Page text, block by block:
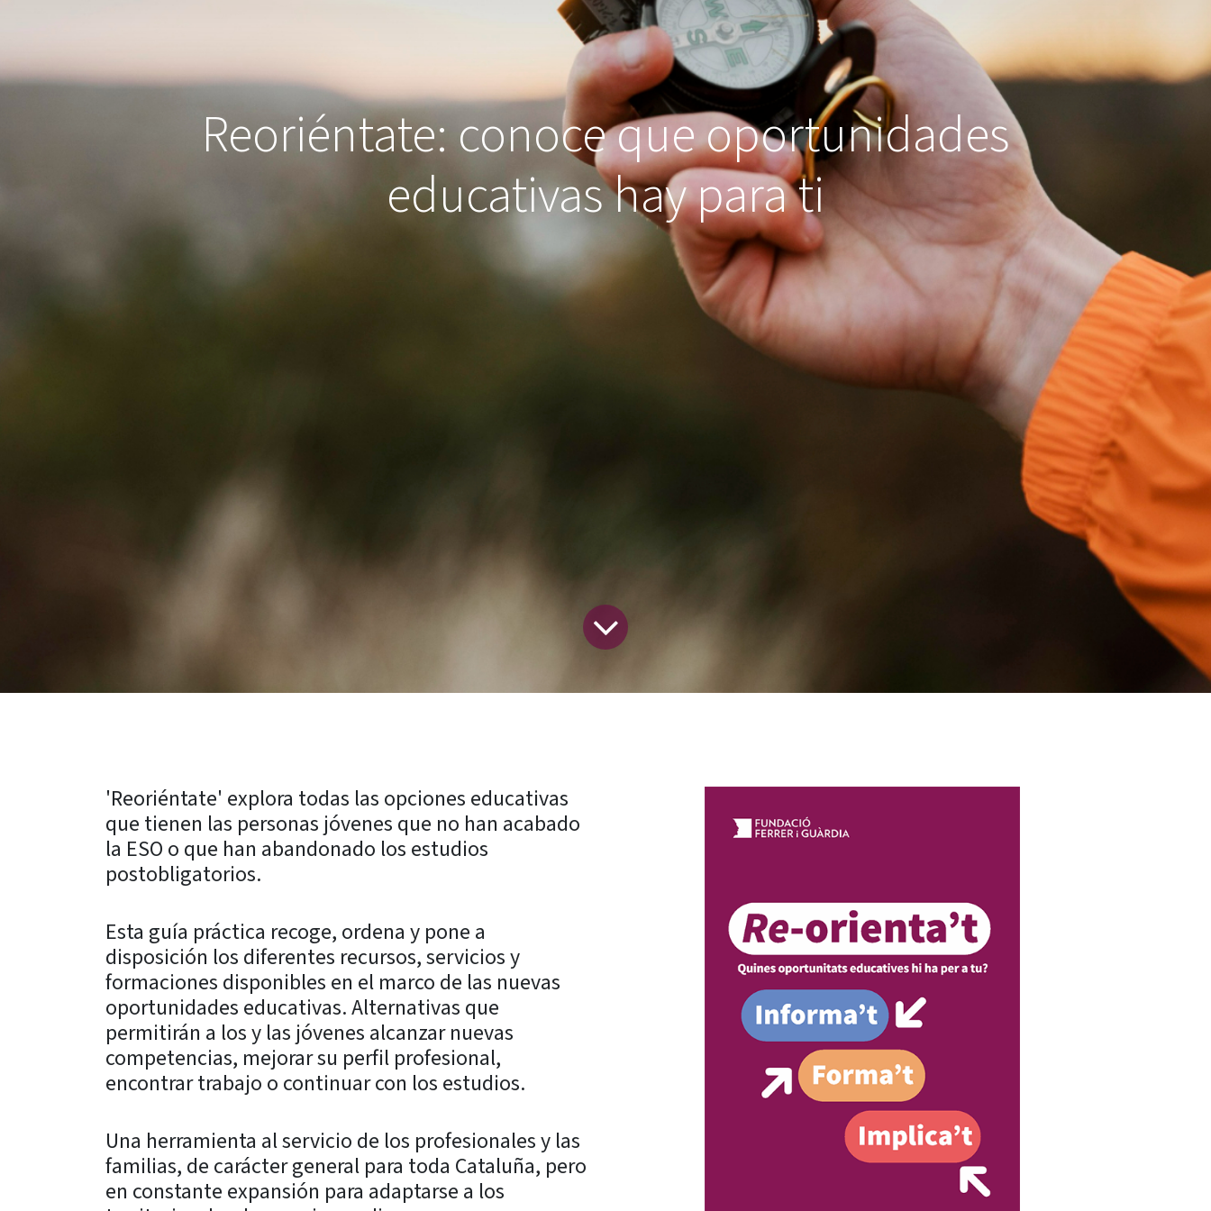
Reoriéntate: conoce que oportunidades
educativas hay para ti
'Reoriéntate' explora todas las opciones educativas
que tienen las personas jóvenes que no han acabado
la ESO o que han abandonado los estudios
postobligatorios.
Esta guía práctica recoge, ordena y pone a
disposición los diferentes recursos, servicios y
formaciones disponibles en el marco de las nuevas
oportunidades educativas. Alternativas que
permitirán a los y las jóvenes alcanzar nuevas
competencias, mejorar su perfil profesional,
encontrar trabajo o continuar con los estudios.
Una herramienta al servicio de los profesionales y las
familias, de carácter general para toda Cataluña, pero
en constante expansión para adaptarse a los